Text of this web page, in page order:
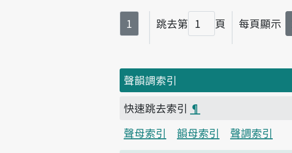
第
1 跳去第
頁碼
頁 每頁顯示
聲韻調索引
快速跳去索引 ¶
聲母索引
韻母索引
聲調索引